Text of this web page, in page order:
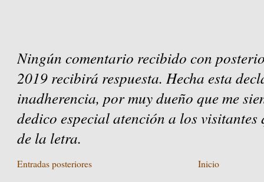
Ningún comentario recibido con
2019 recibirá respuesta. Hecha esta
inadherencia, por muy dueño que me
dedico especial atención a los
de la letra.
Entradas posteriores Inicio